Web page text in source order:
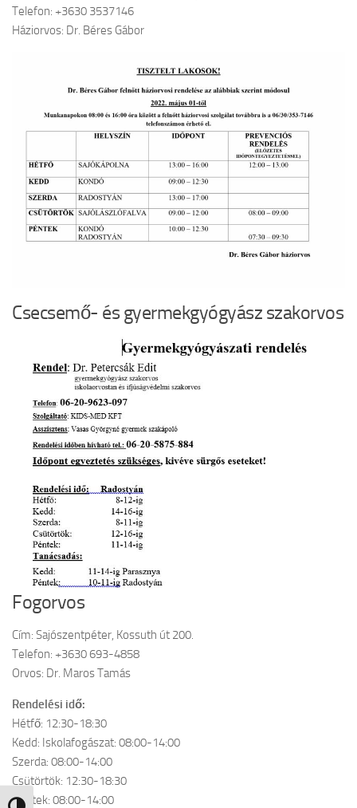
Telefon: +3630 3537146
Háziorvos: Dr. Béres Gábor
Csecsemő- és gyermekgyógyász szakorvos
Fogorvos
Cím: Sajószentpéter, Kossuth út 200.
Telefon: +3630 693-4858
Orvos: Dr. Maros Tamás
Rendelési idő:
Hétfő: 12:30-18:30
Kedd: Iskolafogászat: 08:00-14:00
Szerda: 08:00-14:00
Csütörtök: 12:30-18:30
Péntek: 08:00-14:00